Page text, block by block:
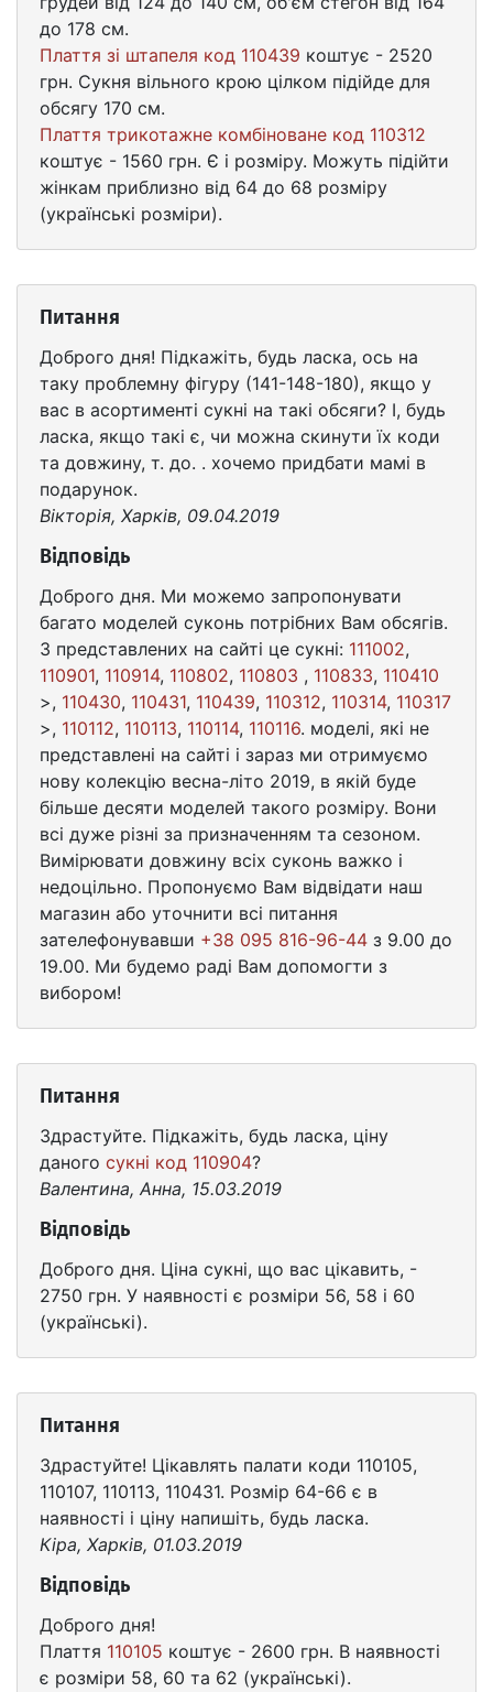
до 178 см.
Плаття зі штапеля код 110439 коштує - 2520
грн. Сукня вільного крою цілком підійде для
обсягу 170 см.
Плаття трикотажне комбіноване код 110312
коштує - 1560 грн. Є і розміру. Можуть підійти
жінкам приблизно від 64 до 68 розміру
(українські розміри).
Питання
Доброго дня! Підкажіть, будь ласка, ось на
таку проблемну фігуру (141-148-180), якщо у
вас в асортименті сукні на такі обсяги? І, будь
ласка, якщо такі є, чи можна скинути їх коди
та довжину, т. до. . хочемо придбати мамі в
подарунок.
Вікторія, Харків, 09.04.2019
Відповідь
Доброго дня. Ми можемо запропонувати
багато моделей суконь потрібних Вам обсягів.
З представлених на сайті це сукні: 111002,
110901, 110914, 110802, 110803 , 110833, 110410
>, 110430, 110431, 110439, 110312, 110314, 110317
>, 110112, 110113, 110114, 110116. моделі, які не
представлені на сайті і зараз ми отримуємо
нову колекцію весна-літо 2019, в якій буде
більше десяти моделей такого розміру. Вони
всі дуже різні за призначенням та сезоном.
Вимірювати довжину всіх суконь важко і
недоцільно. Пропонуємо Вам відвідати наш
магазин або уточнити всі питання
зателефонувавши +38 095 816-96-44 з 9.00 до
19.00. Ми будемо раді Вам допомогти з
вибором!
Питання
Здрастуйте. Підкажіть, будь ласка, ціну
даного сукні код 110904?
Валентина, Анна, 15.03.2019
Відповідь
Доброго дня. Ціна сукні, що вас цікавить, -
2750 грн. У наявності є розміри 56, 58 і 60
(українські).
Питання
Здрастуйте! Цікавлять палати коди 110105,
110107, 110113, 110431. Розмір 64-66 є в
наявності і ціну напишіть, будь ласка.
Кіра, Харків, 01.03.2019
Відповідь
Доброго дня!
Плаття 110105 коштує - 2600 грн. В наявності
є розміри 58, 60 та 62 (українські).